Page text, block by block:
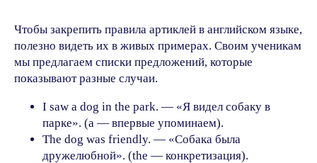
Чтобы закрепить правила артиклей в английском языке,
полезно видеть их в живых примерах. Своим ученикам
мы предлагаем списки предложений, которые
показывают разные случаи.
I saw a dog in the park. — «Я видел собаку в
парке». (a — впервые упоминаем).
The dog was friendly. — «Собака была
дружелюбной». (the — конкретизация).